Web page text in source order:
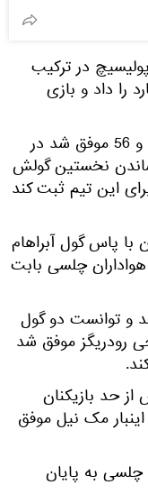
در ترکیب
را داد و بازی
پولیسیچ در این دیدار در دقایق 21، 46 و 56 موفق شد در
نخستین گولش
این تیم ثبت کند
را در دقیقه 58 ویلیان با پاس گول آبراهام
0 شود و خیال هواداران چلسی بابت
و توانست دو گول
کند، دردقیقه 80 بازی جی رودریگز موفق شد
از حد بازیکنان
مک نیل موفق
بازی با نتیجه 4-2 سود چلسی به پایان